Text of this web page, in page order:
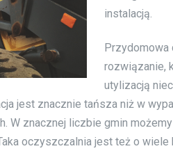
instalacją.
Przydomowa
rozwiązanie,
utylizacją
jest znacznie tańsza niż w
W znacznej liczbie gmin
oczyszczalnia jest też o